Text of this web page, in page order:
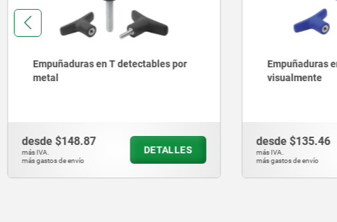
Empuñaduras en T detectables
visualmente
desde$135.46
más IVA.
más gastos de envío
DETALLES
desde$63.47
más IVA.
más gastos de envío